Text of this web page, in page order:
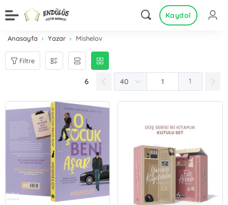
Kaydol
Anasayfa Yazar Mishelov
Filtre
6 1